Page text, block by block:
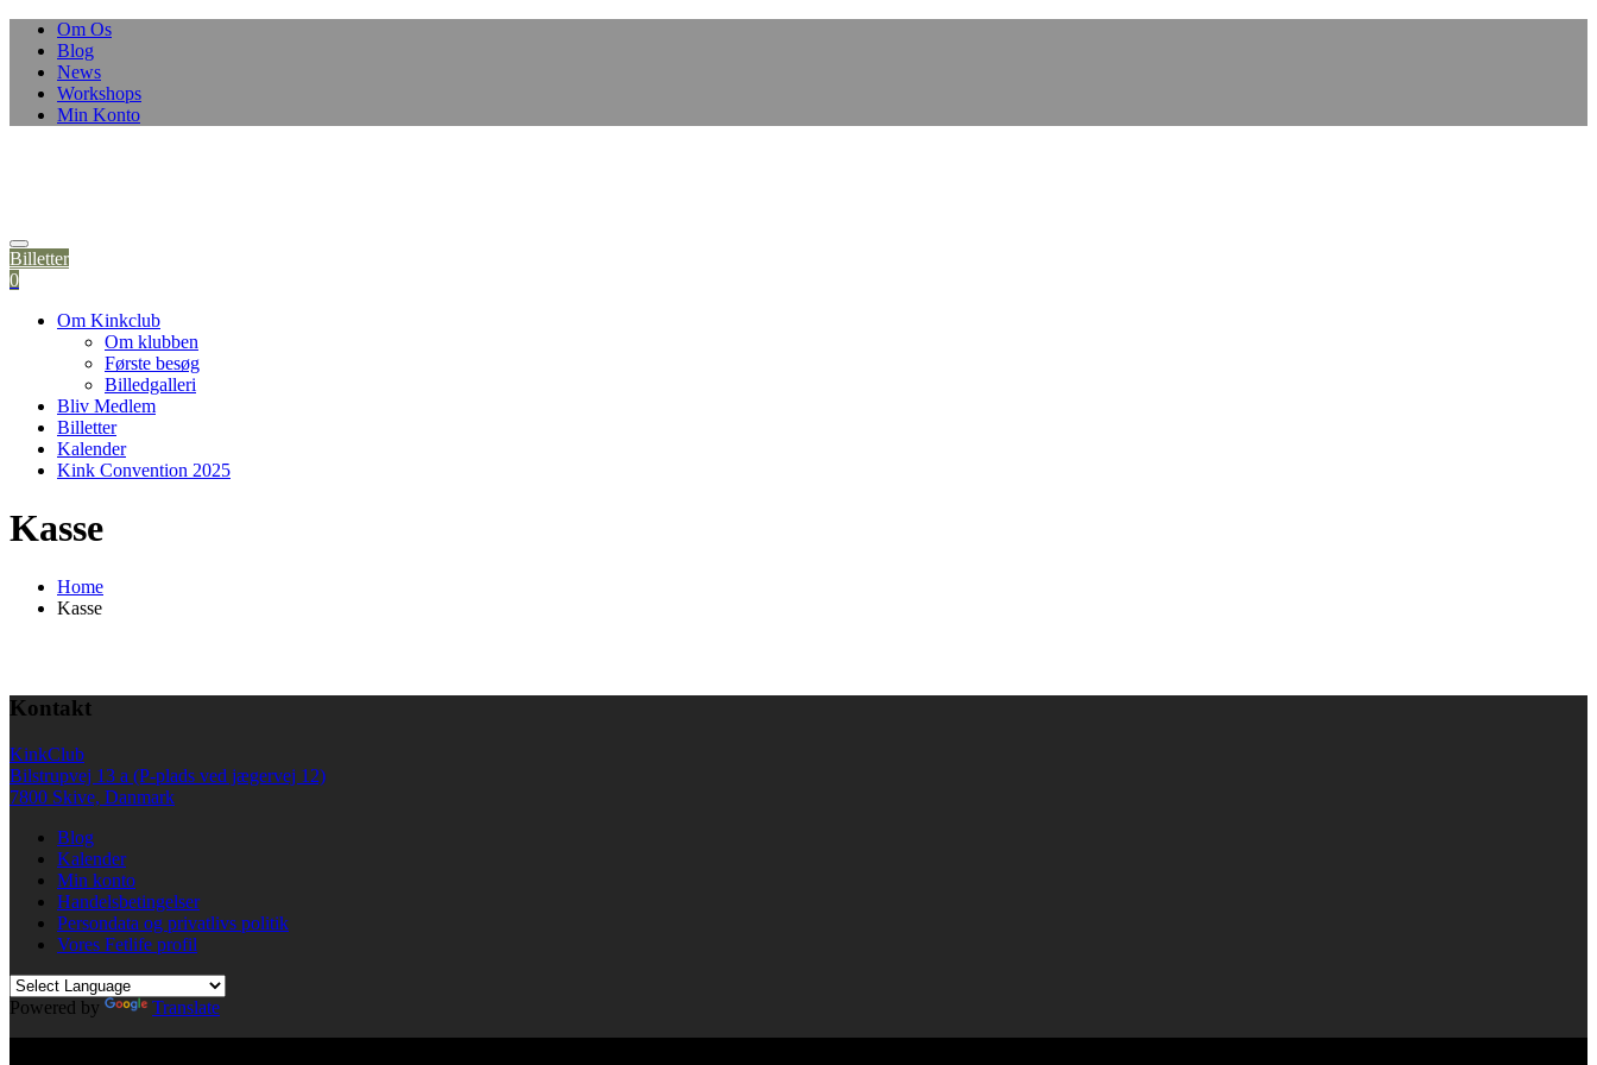
Om Os
Blog
News
Workshops
Min Konto
Billetter
0
Om Kinkclub
Om klubben
Første besøg
Billedgalleri
Bliv Medlem
Billetter
Kalender
Kink Convention 2025
Kasse
Home
Kasse
Kontakt
KinkClub
Bilstrupvej 13 a (P-plads ved jægervej 12)
7800 Skive, Danmark
Blog
Kalender
Min konto
Handelsbetingelser
Persondata og privatlivs politik
Vores Fetlife profil
Powered by
Translate